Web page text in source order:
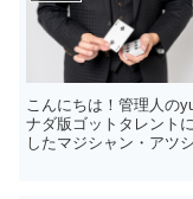
こんにちは！管理人の
ナダ版ゴットタレント
したマジシャン・アツ